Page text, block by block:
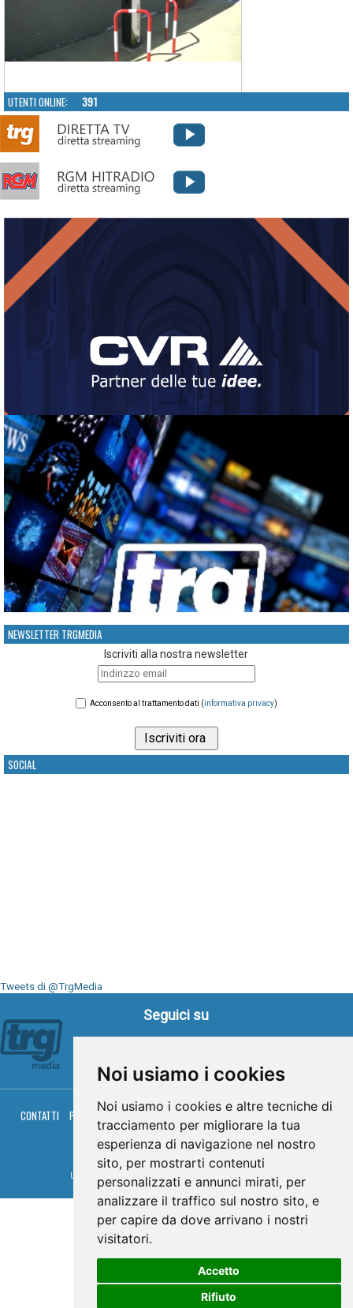
Noi usiamo i cookies
Noi usiamo i cookies e altre tecniche di
tracciamento per migliorare la tua
esperienza di navigazione nel nostro
sito, per mostrarti contenuti
personalizzati e annunci mirati, per
analizzare il traffico sul nostro sito, e
per capire da dove arrivano i nostri
visitatori.
Accetto
Rifiuto
UTENTI ONLINE: 391
NEWSLETTER TRGMEDIA
Iscriviti alla nostra newsletter
Acconsento al trattamento dati (informativa privacy)
SOCIAL
Tweets di @TrgMedia
Seguici su
CONTATTI PRIVACY COOKIES PALINSESTO DIRETTA TV
DIRETTA RADIO
RGM HITRADIO
© TRG Media 2005-2026
Umbria Televisioni s.r.l. - P.I.00496230541 - www.trgmedia.it